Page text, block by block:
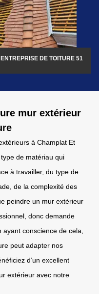
ENTREPRISE DE TOITURE 51
mur extérieur
à Champlat Et
de matériau qui
à travailler, du type de
de la complexité des
peindre un mur extérieur
donc demande
conscience de cela,
peut adapter nos
d’un excellent
extérieur avec notre